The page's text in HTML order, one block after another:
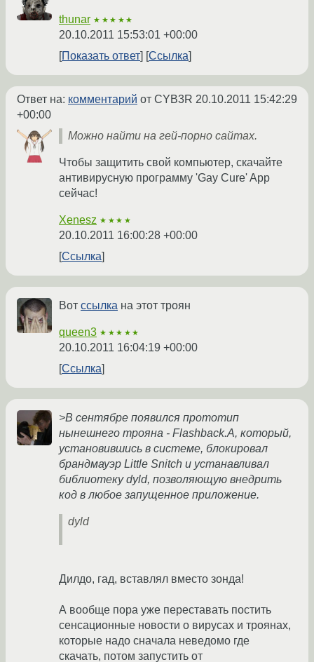
thunar ★★★★★
20.10.2011 15:53:01 +00:00
Показать ответ
Ссылка
Ответ на: комментарий от CYB3R 20.10.2011 15:42:29
+00:00
Можно найти на гей-порно сайтах.
Чтобы защитить свой компьютер, скачайте
антивирусную программу 'Gay Cure' App
сейчас!
Xenesz ★★★★
20.10.2011 16:00:28 +00:00
Ссылка
Вот ссылка на этот троян
queen3 ★★★★★
20.10.2011 16:04:19 +00:00
Ссылка
>В сентябре появился прототип
нынешнего трояна - Flashback.A, который,
установившись в системе, блокировал
брандмауэр Little Snitch и устанавливал
библиотеку dyld, позволяющую внедрить
код в любое запущенное приложение.
dyld
Дилдо, гад, вставлял вместо зонда!
А вообще пора уже переставать постить
сенсационные новости о вирусах и троянах,
которые надо сначала неведомо где
скачать, потом запустить от